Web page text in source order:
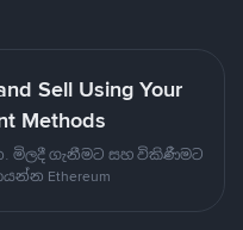
Sell Using Your
Methods
මිලදී ගැනීමට සහ විකිණීමට
Ethereum